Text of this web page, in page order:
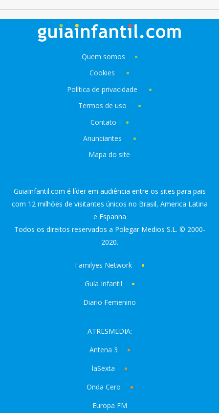
Quem somos
Cookies
Política de privacidade
Termos de uso
Contato
Anunciantes
Mapa do site
GuiaInfantil.com é líder em audiência entre os sites para pais
com 12 milhões de visitantes únicos no Brasil, America Latina
e Espanha
Todos os direitos reservados a Polegar Medios S.L. © 2000-
2020.
Familyes Network
Guía Infantil
Diario Femenino
ATRESMEDIA:
Antena 3
laSexta
Onda Cero
Europa FM